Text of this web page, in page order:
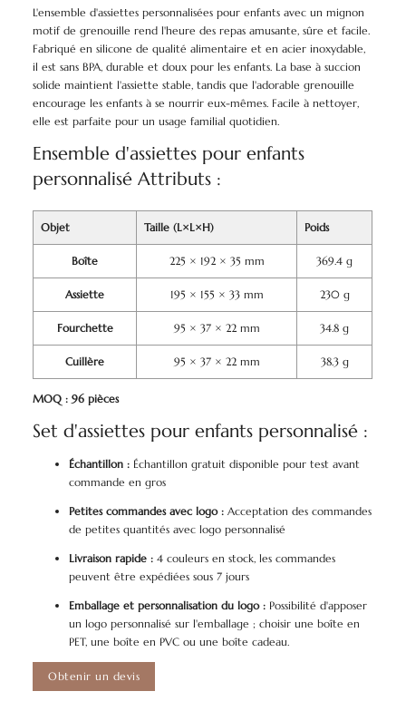
L'ensemble d'assiettes personnalisées pour enfants avec un mignon
motif de grenouille rend l'heure des repas amusante, sûre et facile.
Fabriqué en silicone de qualité alimentaire et en acier inoxydable,
il est sans BPA, durable et doux pour les enfants. La base à succion
solide maintient l'assiette stable, tandis que l'adorable grenouille
encourage les enfants à se nourrir eux-mêmes. Facile à nettoyer,
elle est parfaite pour un usage familial quotidien.
Ensemble d'assiettes pour enfants
personnalisé Attributs :
Objet Taille (L×L×H) Poids
Boîte 225 × 192 × 35 mm 369.4 g
Assiette 195 × 155 × 33 mm 230 g
Fourchette 95 × 37 × 22 mm 34.8 g
Cuillère 95 × 37 × 22 mm 38.3 g
MOQ : 96 pièces
Set d'assiettes pour enfants personnalisé :
Échantillon : Échantillon gratuit disponible pour test avant
commande en gros
Petites commandes avec logo : Acceptation des commandes
de petites quantités avec logo personnalisé
Livraison rapide : 4 couleurs en stock, les commandes
peuvent être expédiées sous 7 jours
Emballage et personnalisation du logo : Possibilité d'apposer
un logo personnalisé sur l'emballage ; choisir une boîte en
PET, une boîte en PVC ou une boîte cadeau.
Obtenir un devis